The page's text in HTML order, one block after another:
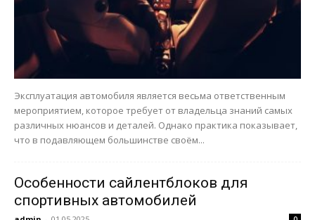
Эксплуатация автомобиля является весьма ответственным
мероприятием, которое требует от владельца знаний самых
различных нюансов и деталей. Однако практика показывает,
что в подавляющем большинстве своём...
Особенности сайлентблоков для
спортивных автомобилей